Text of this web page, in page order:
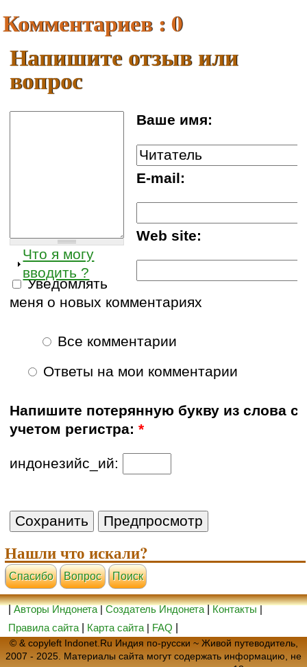
Комментариев : 0
Напишите отзыв или
вопрос
Ваше имя:
E-mail:
Web site:
Что я могу
вводить ?
Уведомлять
меня о новых комментариях
Все комментарии
Ответы на мои комментарии
Напишите потерянную букву из слова с
учетом регистра:*
индонезийс_ий:
Нашли что искали?
Cпасибо Вопрос Поиск
|Авторы Индонета|Создатель Индонета|Контакты|
Правила сайта
Карта сайта | FAQ
© & copyleft Indonet.Ru Индия по-русски ~ Живой путеводитель,
2007 - 2025. Материалы сайта могут содержать информацию, не